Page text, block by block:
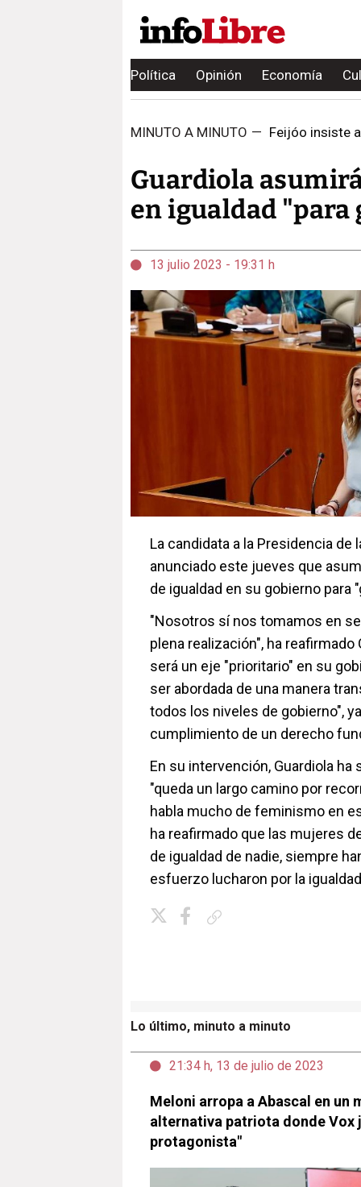
Política Opinión Economía
MINUTO A MINUTO — Feijóo insiste
Guardiola
en igualdad
13 julio 2023 - 19:31 h
La candidata a la Presidencia de
anunciado este jueves que
de igualdad en su gobierno para
"Nosotros sí nos tomamos en
plena realización", ha reafirmado
será un eje "prioritario" en su
ser abordada de una manera
todos los niveles de gobierno",
cumplimiento de un derecho
En su intervención, Guardiola ha
"queda un largo camino por
habla mucho de feminismo en
ha reafirmado que las mujeres
de igualdad de nadie, siempre
esfuerzo lucharon por la
Lo último, minuto a minuto
21:34 h, 13 de julio de 2023
Meloni arropa a Abascal en un
alternativa patriota donde Vox
protagonista"